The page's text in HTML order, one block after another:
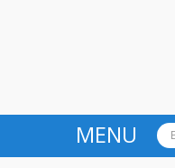
MENU